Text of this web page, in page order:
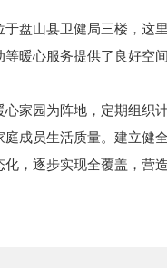
山县卫健局三楼，这里
暖心服务提供了良好空
园为阵地，定期组织计
成员生活质量。建立健
，逐步实现全覆盖，营